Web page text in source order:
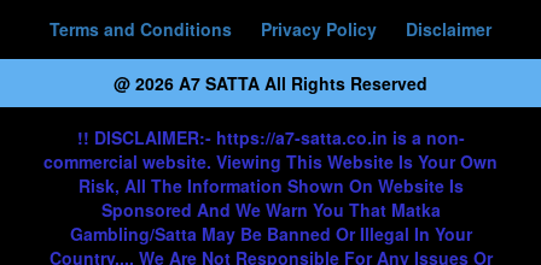
Terms and Conditions Privacy Policy Disclaimer
@ 2026 A7 SATTA All Rights Reserved
!! DISCLAIMER:- https://a7-satta.co.in is a non-
commercial website. Viewing This Website Is Your Own
Risk, All The Information Shown On Website Is
Sponsored And We Warn You That Matka
Gambling/Satta May Be Banned Or Illegal In Your
Country..., We Are Not Responsible For Any Issues Or